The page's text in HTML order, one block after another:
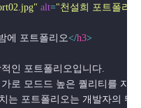
alt="천설희 포트폴리
에 포트폴리오</h3>
상적인 포트폴리오입니다.
와 가로 모드드 높은 퀄리티를 자
넘치는 포트폴리오는 개발자의